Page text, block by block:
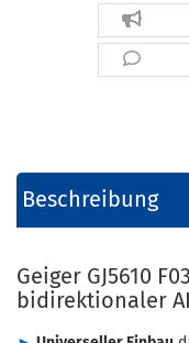
Beschreibung
Geiger GJ5610
bidirektionaler